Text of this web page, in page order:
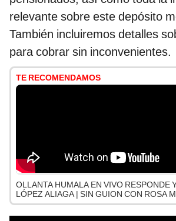
relevante sobre este depósito
También incluiremos detalles
para cobrar sin inconvenientes.
TE RECOMENDAMOS
OLLANTA HUMALA EN VIVO RESPONDE
LÓPEZ ALIAGA | SIN GUION CON ROSA